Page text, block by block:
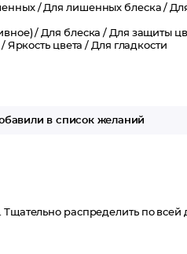
/Для лишенных блеска /
/Для блеска /Для защиты
/ Яркость цвета /Для гладкости
в список желаний
распределить по всей